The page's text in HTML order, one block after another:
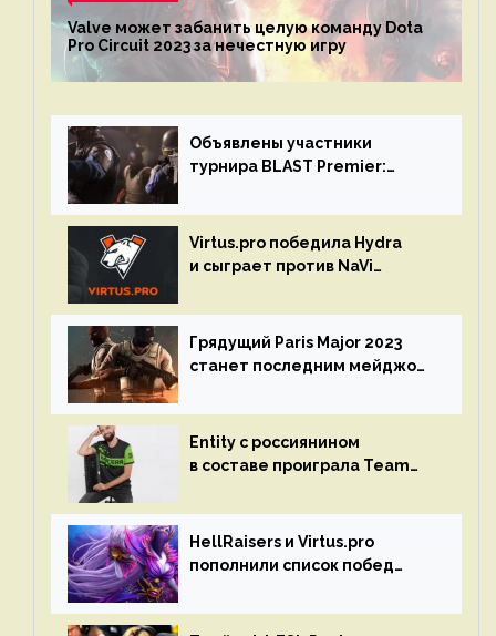
Valve может забанить целую команду Dota
Pro Circuit 2023 за нечестную игру
Объявлены участники
турнира BLAST Premier:
Virtus.pro победила Hydra
и сыграет против NaVi
Грядущий Paris Major 2023
станет последним мейджор-
Entity с россиянином
в составе проиграла Team
HellRaisers и Virtus.pro
пополнили список побед